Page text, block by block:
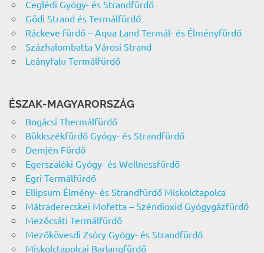
Ceglédi Gyógy- és Strandfürdő
Gödi Strand és Termálfürdő
Ráckeve fürdő – Aqua Land Termál- és Élményfürdő
Százhalombatta Városi Strand
Leányfalu Termálfürdő
ÉSZAK-MAGYARORSZÁG
Bogácsi Thermálfürdő
Bükkszékfürdő Gyógy- és Strandfürdő
Demjén Fürdő
Egerszalóki Gyógy- és Wellnessfürdő
Egri Termálfürdő
Ellipsum Élmény- és Strandfürdő Miskolctapolca
Mátraderecskei Mofetta – Széndioxid Gyógygázfürdő
Mezőcsáti Termálfürdő
Mezőkövesdi Zsóry Gyógy- és Strandfürdő
Miskolctapolcai Barlangfürdő